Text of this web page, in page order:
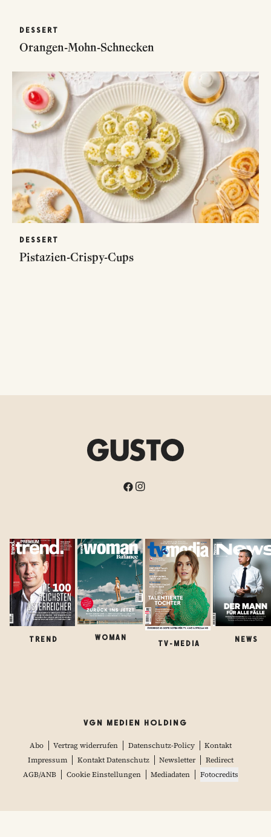
DESSERT
Orangen-Mohn-Schnecken
DESSERT
Pistazien-Crispy-Cups
TREND WOMAN
TV-MEDIA
NEWS
VGN MEDIEN HOLDING
Abo Vertrag widerrufen Datenschutz-Policy
Kontakt
Impressum
Kontakt Datenschutz Newsletter
Redirect
AGB/ANB
Cookie Einstellungen Mediadaten Fotocredits